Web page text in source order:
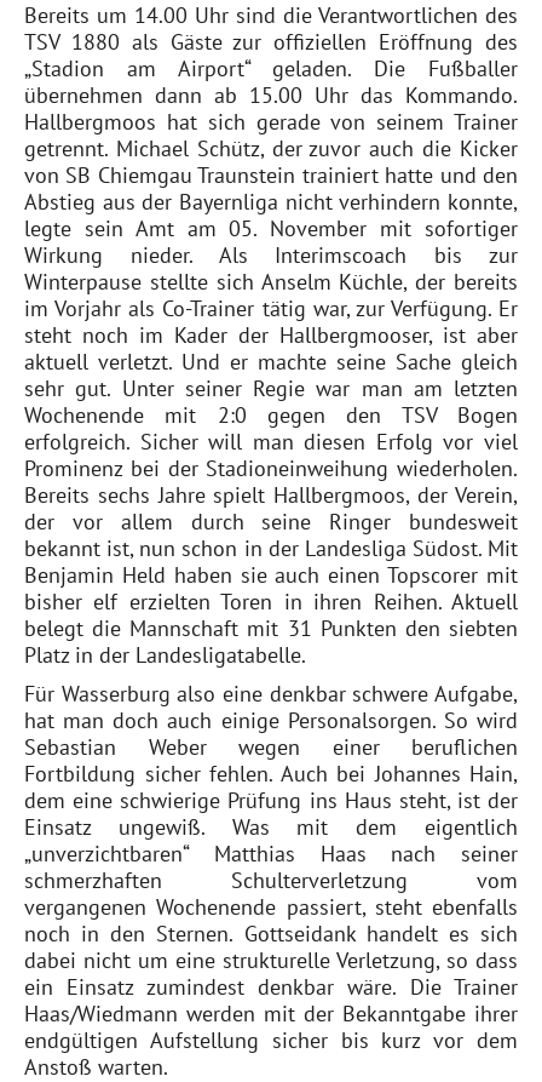
Bereits um 14.00 Uhr sind die Verantwortlichen des
TSV 1880 als Gäste zur offiziellen Eröffnung des
„Stadion am Airport“ geladen. Die Fußballer
übernehmen dann ab 15.00 Uhr das Kommando.
Hallbergmoos hat sich gerade von seinem Trainer
getrennt. Michael Schütz, der zuvor auch die Kicker
von SB Chiemgau Traunstein trainiert hatte und den
Abstieg aus der Bayernliga nicht verhindern konnte,
legte sein Amt am 05. November mit sofortiger
Wirkung nieder. Als Interimscoach bis zur
Winterpause stellte sich Anselm Küchle, der bereits
im Vorjahr als Co-Trainer tätig war, zur Verfügung. Er
steht noch im Kader der Hallbergmooser, ist aber
aktuell verletzt. Und er machte seine Sache gleich
sehr gut. Unter seiner Regie war man am letzten
Wochenende mit 2:0 gegen den TSV Bogen
erfolgreich. Sicher will man diesen Erfolg vor viel
Prominenz bei der Stadioneinweihung wiederholen.
Bereits sechs Jahre spielt Hallbergmoos, der Verein,
der vor allem durch seine Ringer bundesweit
bekannt ist, nun schon in der Landesliga Südost. Mit
Benjamin Held haben sie auch einen Topscorer mit
bisher elf erzielten Toren in ihren Reihen. Aktuell
belegt die Mannschaft mit 31 Punkten den siebten
Platz in der Landesligatabelle.
Für Wasserburg also eine denkbar schwere Aufgabe,
hat man doch auch einige Personalsorgen. So wird
Sebastian Weber wegen einer beruflichen
Fortbildung sicher fehlen. Auch bei Johannes Hain,
dem eine schwierige Prüfung ins Haus steht, ist der
Einsatz ungewiß. Was mit dem eigentlich
„unverzichtbaren“ Matthias Haas nach seiner
schmerzhaften Schulterverletzung vom
vergangenen Wochenende passiert, steht ebenfalls
noch in den Sternen. Gottseidank handelt es sich
dabei nicht um eine strukturelle Verletzung, so dass
ein Einsatz zumindest denkbar wäre. Die Trainer
Haas/Wiedmann werden mit der Bekanntgabe ihrer
endgültigen Aufstellung sicher bis kurz vor dem
Anstoß warten.